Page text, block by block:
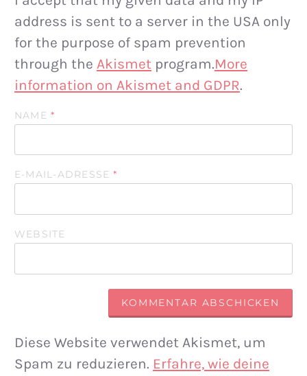
address is sent to a server in the USA only
for the purpose of spam prevention
through the Akismet program.More
information on Akismet and GDPR.
NAME*
E-MAIL-ADRESSE*
WEBSITE
Diese Website verwendet Akismet, um
Spam zu reduzieren. Erfahre, wie deine